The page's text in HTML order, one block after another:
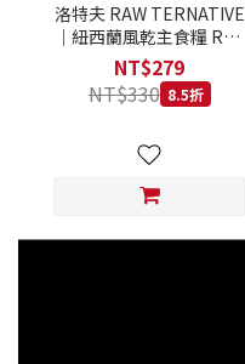
洛特夫 RAW TERNATIVE
｜紐西蘭風乾主食糧 RT3
羊肉 142g｜風乾主食糧 羊
肉 全齡犬 狗飼料
NT$279
NT$330 8.5折